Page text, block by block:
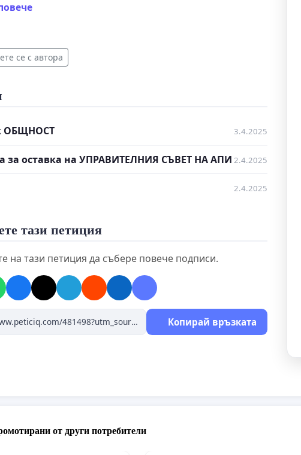
дете.
остана дете, само на 12 год.
се с автора
ОБЩНОСТ 3.4.2025
за оставка на УПРАВИТЕЛНИЯ СЪВЕТ НА АПИ 2.4.2025
2.4.2025
тази петиция
на тази петиция да събере повече подписи.
Копирай връзката
от други потребители